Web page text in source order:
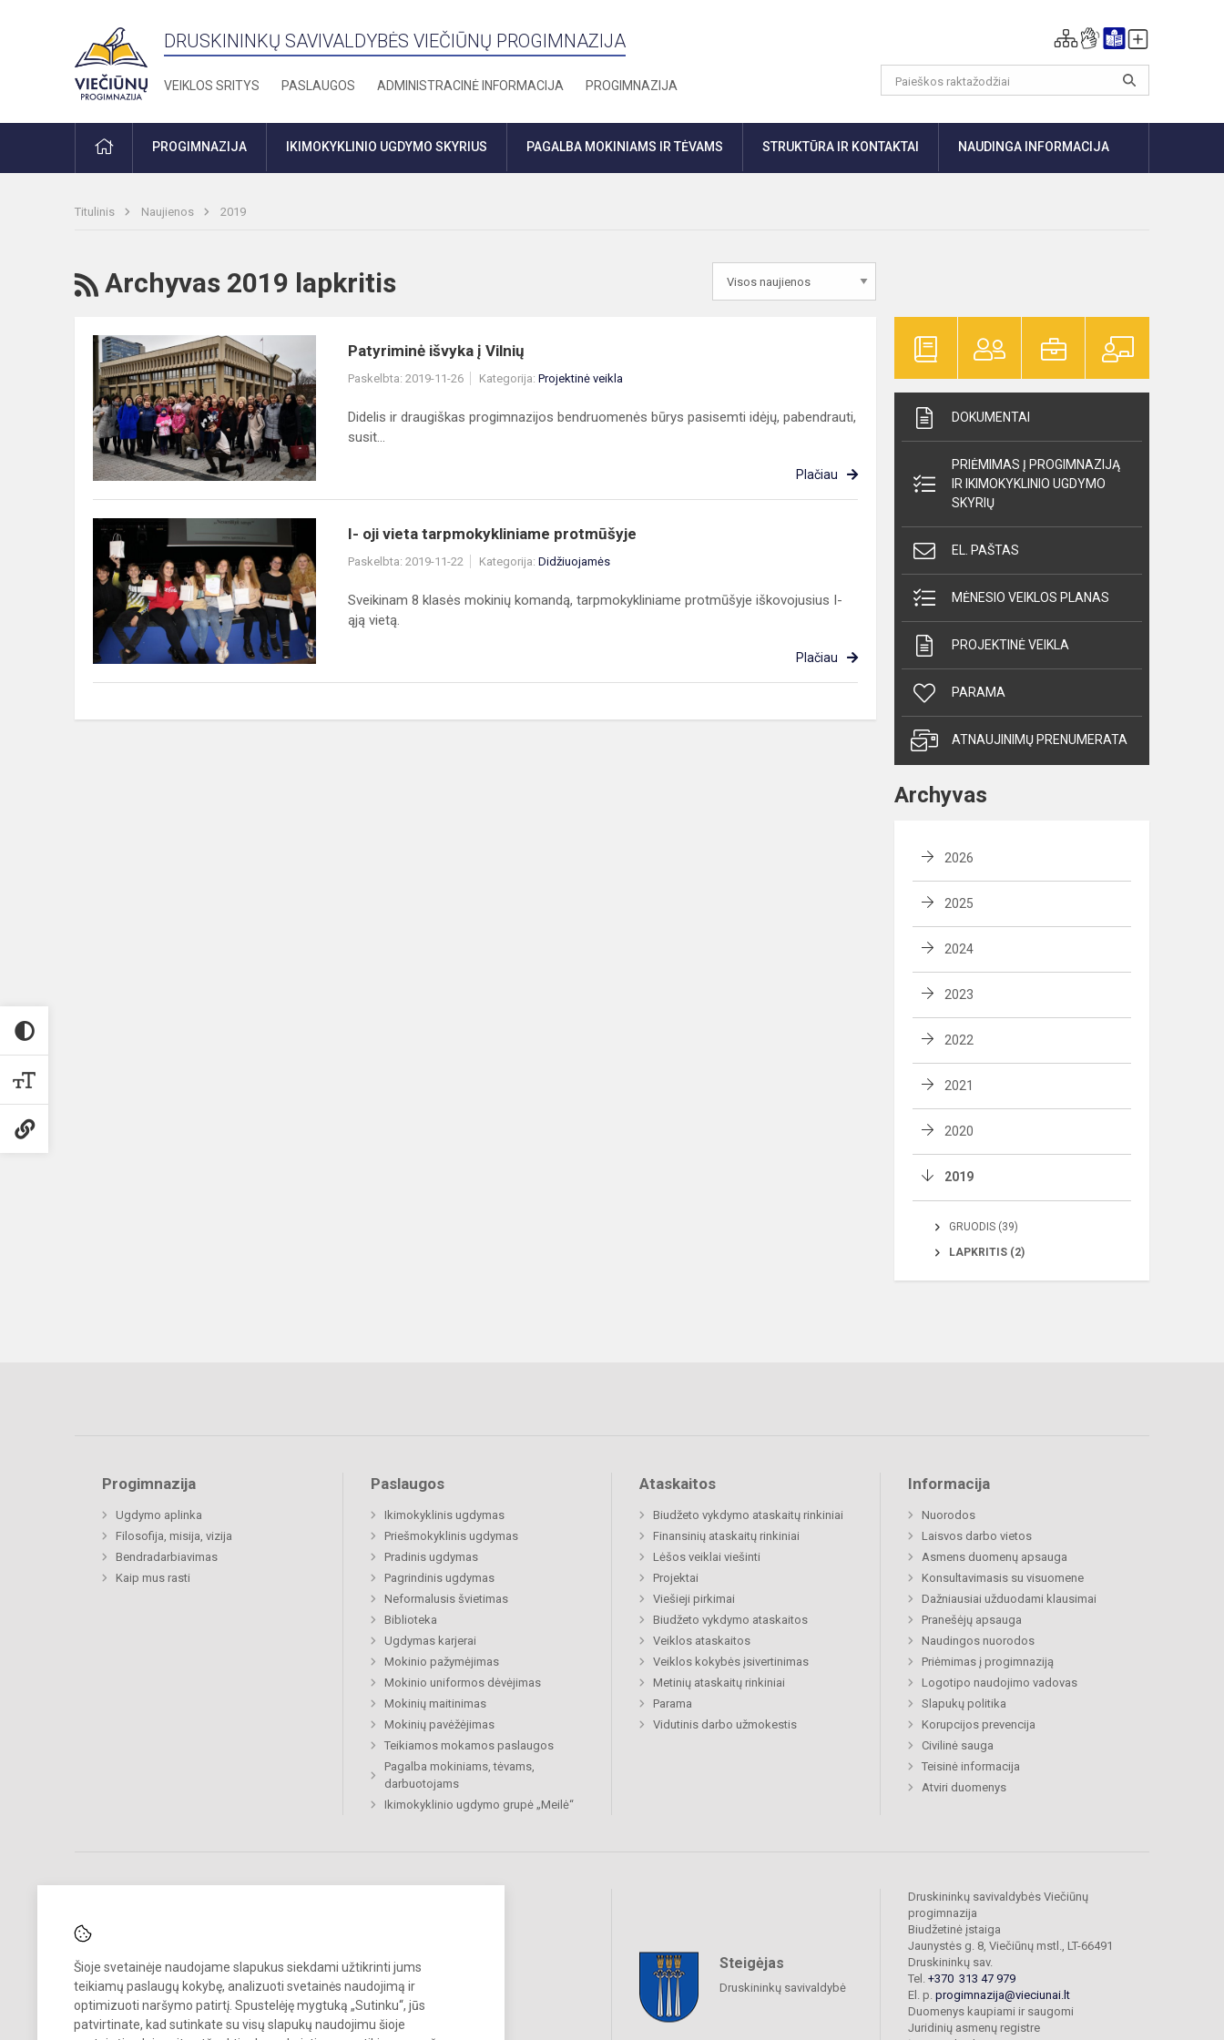
Šioje svetainėje naudojame slapukus siekdami užtikrinti jums
teikiamų paslaugų kokybę, analizuoti svetainės naudojimą ir
optimizuoti naršymo patirtį. Spustelėję mygtuką „Sutinku“, jūs
patvirtinate, kad sutinkate su visų slapukų naudojimu šioje
DRUSKININKŲ SAVIVALDYBĖS VIEČIŪNŲ PROGIMNAZIJA
VEIKLOS SRITYS PASLAUGOS ADMINISTRACINĖ INFORMACIJA PROGIMNAZIJA
PRADŽIAPROGIMNAZIJA IKIMOKYKLINIO UGDYMO SKYRIUS PAGALBA MOKINIAMS IR TĖVAMS STRUKTŪRA IR KONTAKTAI NAUDINGA INFORMACIJA
Titulinis Naujienos 2019
RSS
Archyvas 2019 lapkritis
Patyriminė
išvyka
Vilnių
Patyriminė išvyka į Vilnių
Paskelbta: 2019-11-26 Kategorija: Projektinė veikla
Didelis ir draugiškas progimnazijos bendruomenės būrys pasisemti idėjų, pabendrauti,
susit...
Plačiau
I-
vieta
tarpmokykliniame
protmūšyje
I- oji vieta tarpmokykliniame protmūšyje
Paskelbta: 2019-11-22 Kategorija: Didžiuojamės
Sveikinam 8 klasės mokinių komandą, tarpmokykliniame protmūšyje iškovojusius I-
ąją vietą.
Plačiau
DOKUMENTAI
PRIĖMIMAS Į PROGIMNAZIJĄ
IR IKIMOKYKLINIO UGDYMO
SKYRIŲ
EL. PAŠTAS
MĖNESIO VEIKLOS PLANAS
PROJEKTINĖ VEIKLA
PARAMA
ATNAUJINIMŲ PRENUMERATA
Archyvas
2026
2025
2024
2023
2022
2021
2020
2019
GRUODIS (39)
LAPKRITIS (2)
Progimnazija
Ugdymo aplinka
Filosofija, misija, vizija
Bendradarbiavimas
Kaip mus rasti
Paslaugos
Ikimokyklinis ugdymas
Priešmokyklinis ugdymas
Pradinis ugdymas
Pagrindinis ugdymas
Neformalusis švietimas
Biblioteka
Ugdymas karjerai
Mokinio pažymėjimas
Mokinio uniformos dėvėjimas
Mokinių maitinimas
Mokinių pavėžėjimas
Teikiamos mokamos paslaugos
Pagalba mokiniams, tėvams,
darbuotojams
Ikimokyklinio ugdymo grupė „Meilė“
Ataskaitos
Biudžeto vykdymo ataskaitų rinkiniai
Finansinių ataskaitų rinkiniai
Lėšos veiklai viešinti
Projektai
Viešieji pirkimai
Biudžeto vykdymo ataskaitos
Veiklos ataskaitos
Veiklos kokybės įsivertinimas
Metinių ataskaitų rinkiniai
Parama
Vidutinis darbo užmokestis
Informacija
Nuorodos
Laisvos darbo vietos
Asmens duomenų apsauga
Konsultavimasis su visuomene
Dažniausiai užduodami klausimai
Pranešėjų apsauga
Naudingos nuorodos
Priėmimas į progimnaziją
Logotipo naudojimo vadovas
Slapukų politika
Korupcijos prevencija
Civilinė sauga
Teisinė informacija
Atviri duomenys
Turite pasiūlymų?
RAŠYKITE
Bendraukime Steigėjas
Druskininkų savivaldybė
Druskininkų savivaldybės Viečiūnų
progimnazija
Biudžetinė įstaiga
Jaunystės g. 8, Viečiūnų mstl., LT-66491
Druskininkų sav.
Tel. +370 313 47 979
El. p. progimnazija@vieciunai.lt
Duomenys kaupiami ir saugomi
Juridinių asmenų registre